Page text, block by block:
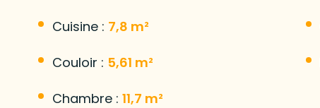
Cuisine : 7,8 m²
Couloir : 5,61 m²
Chambre : 11,7 m²